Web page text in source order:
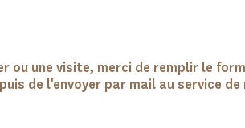
ou une visite, merci de remplir le
de l'envoyer par mail au service